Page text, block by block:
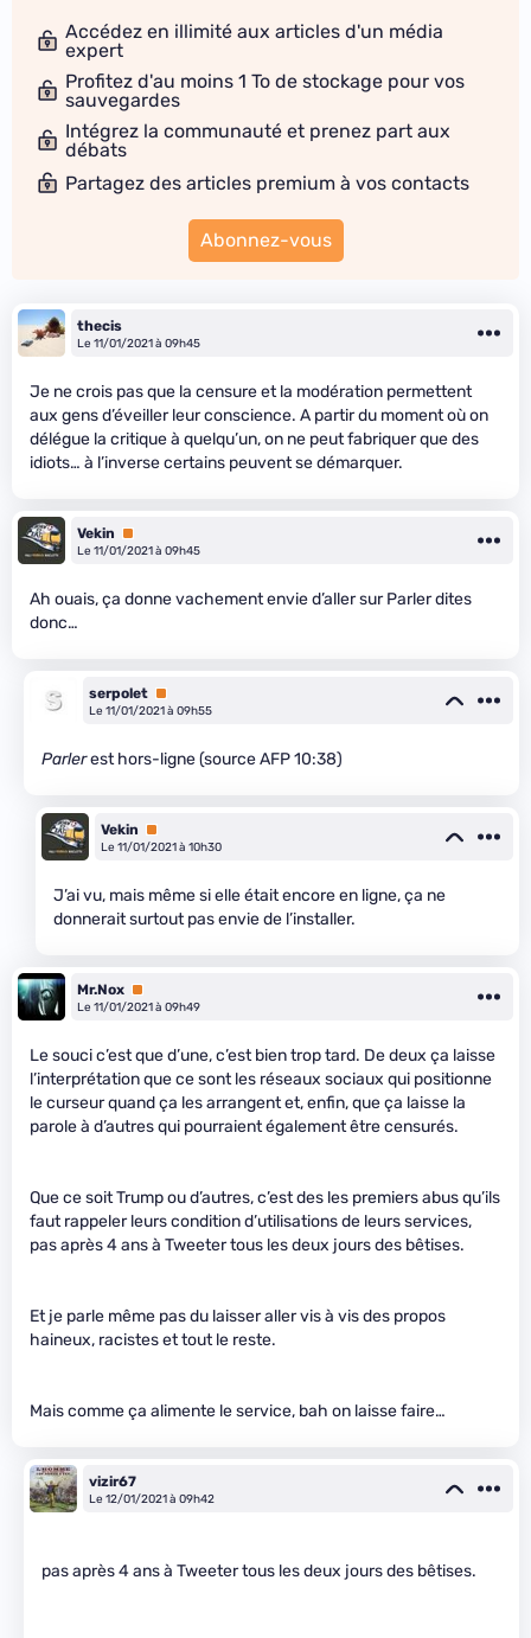
Accédez en illimité aux articles d'un média
expert
Profitez d'au moins 1 To de stockage pour vos
sauvegardes
Intégrez la communauté et prenez part aux
débats
Partagez des articles premium à vos contacts
Abonnez-vous
thecis
Le 11/01/2021 à 09h45
Je ne crois pas que la censure et la modération permettent
aux gens d’éveiller leur conscience. A partir du moment où on
délégue la critique à quelqu’un, on ne peut fabriquer que des
idiots… à l’inverse certains peuvent se démarquer.
Vekin
Premium
Le 11/01/2021 à 09h45
Ah ouais, ça donne vachement envie d’aller sur Parler dites
donc…
serpolet Premium
Le 11/01/2021 à 09h55
Parlerest hors-ligne (source AFP 10:38)
Vekin
Premium
Le 11/01/2021 à 10h30
J’ai vu, mais même si elle était encore en ligne, ça ne
donnerait surtout pas envie de l’installer.
Mr.Nox Premium
Le 11/01/2021 à 09h49
Le souci c’est que d’une, c’est bien trop tard. De deux ça laisse
l’interprétation que ce sont les réseaux sociaux qui positionne
le curseur quand ça les arrangent et, enfin, que ça laisse la
parole à d’autres qui pourraient également être censurés.
Que ce soit Trump ou d’autres, c’est des les premiers abus qu’ils
faut rappeler leurs condition d’utilisations de leurs services,
pas après 4 ans à Tweeter tous les deux jours des bêtises.
Et je parle même pas du laisser aller vis à vis des propos
haineux, racistes et tout le reste.
Mais comme ça alimente le service, bah on laisse faire…
vizir67
Le 12/01/2021 à 09h42
pasaprès 4 ansà Tweeter tous les deux jours des bêtises.